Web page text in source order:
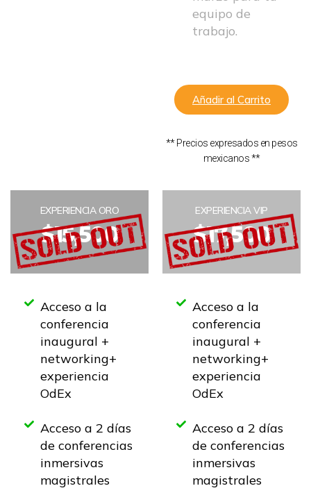
equipo de
trabajo.
Añadir al Carrito
** Precios expresados en pesos
mexicanos **
EXPERIENCIA ORO
$15,500
Acceso a la
conferencia
inaugural +
networking+
experiencia
OdEx
Acceso a 2 días
de conferencias
inmersivas
magistrales
EXPERIENCIA VIP
$17,500
Acceso a la
conferencia
inaugural +
networking+
experiencia
OdEx
Acceso a 2 días
de conferencias
inmersivas
magistrales